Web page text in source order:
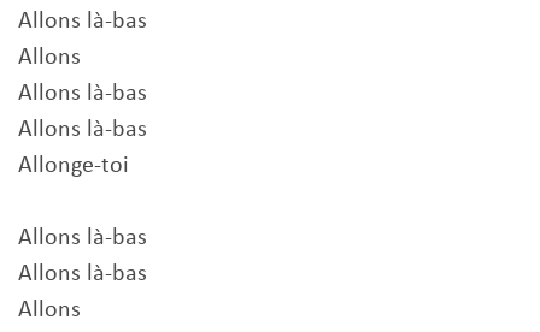
Allons là-bas
Allons
Allons là-bas
Allons là-bas
Allonge-toi
Allons là-bas
Allons là-bas
Allons